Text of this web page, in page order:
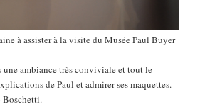
à assister à la visite du Musée Paul Buyer
une ambiance très conviviale et tout le
de Paul et admirer ses maquettes.
Boschetti.